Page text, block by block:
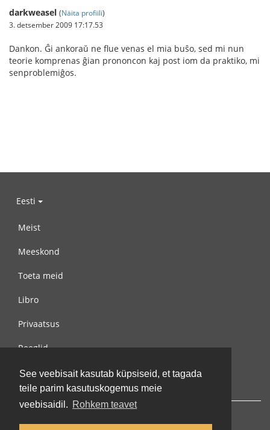
See veebisait kasutab küpsiseid, et tagada
teile parim kasutuskogemus meie
veebisaidil. Rohkem teavet
darkweasel (Näita profiili)
3. detsember 2009 17:17.53
Dankon. Ĝi ankoraŭ ne flue venas el mia buŝo, sed mi nun
teorie komprenas ĝian prononcon kaj post iom da praktiko, mi
senproblemiĝos.
Eesti
Meist
Meeskond
Toeta meid
Libro
Privaatsus
Reeglid
Võta meiega ühendust